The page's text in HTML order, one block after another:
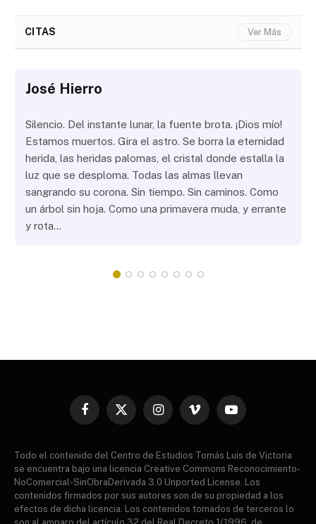
CITAS Ver Más
José Hierro
Silencio. Del instante lunar, la fuente brota. ¡Dios mío!
Estamos muertos. Gira el astro. Se borra la eternidad
herida, las heridas palomas, el cristal donde estalla la
luz que se desploma. Todas las almas llevan
sangrando su corona. Sin tiempo. Sin caminos. Como
un árbol sin hoja. Como una primavera muda, y errante
y rota…
Facebook
X
InstagramVimeo YouTube
Todo el contenido del Centro de Estudios Tomás Luis de Victoria
se encuentra bajo una licencia Creative Commons Reconocimiento-
NoComercial-SinObraDerivada 3.0 Unported License. Los
contenidos firmados por sus autores son de su propiedad a los
efectos de dicha licencia. Los contenidos tomados de terceros lo